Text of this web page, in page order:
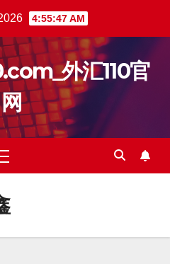
4:55:47 AM
外汇110官
网